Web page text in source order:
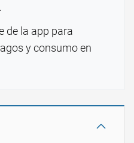
de la app para
y consumo en